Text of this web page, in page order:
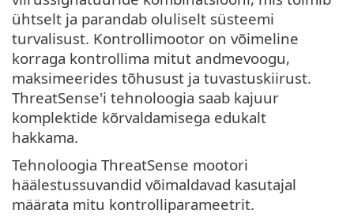
ühtselt ja parandab oluliselt süsteemi
turvalisust. Kontrollimootor on võimeline
korraga kontrollima mitut andmevoogu,
maksimeerides tõhusust ja tuvastuskiirust.
ThreatSense'i tehnoloogia saab kajuur
komplektide kõrvaldamisega edukalt
hakkama.
Tehnoloogia ThreatSense mootori
häälestussuvandid võimaldavad kasutajal
määrata mitu kontrolliparameetrit.